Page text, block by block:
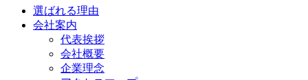
選ばれる理由
会社案内
代表挨拶
会社概要
企業理念